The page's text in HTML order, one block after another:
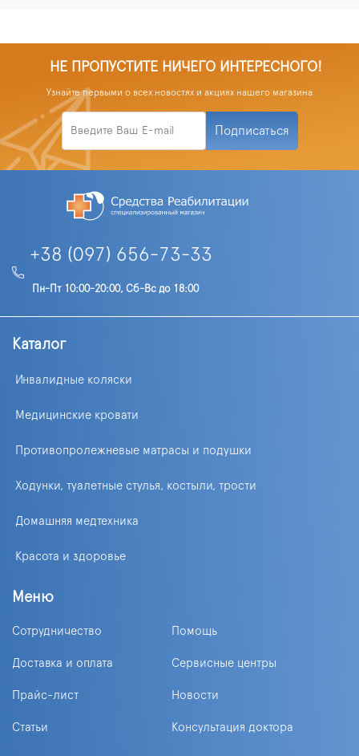
НЕ ПРОПУСТИТЕ НИЧЕГО ИНТЕРЕСНОГО!
Узнайте первыми о всех новостях и акциях нашего магазина
Подписаться
+38 (097) 656-73-33
Пн-Пт 10:00-20:00, Сб-Вс до 18:00
Каталог
Инвалидные коляски
Медицинские кровати
Противопролежневые матрасы и подушки
Ходунки, туалетные стулья, костыли, трости
Домашняя медтехника
Красота и здоровье
Меню
Сотрудничество Помощь
Доставка и оплата Сервисные центры
Прайс-лист Новости
Статьи Консультация доктора